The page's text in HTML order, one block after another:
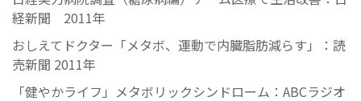
経新聞 2011年
おしえてドクター「メタボ、運動で内臓脂肪減らす」：読
売新聞 2011年
「健やかライフ」メタボリックシンドローム：ABCラジオ